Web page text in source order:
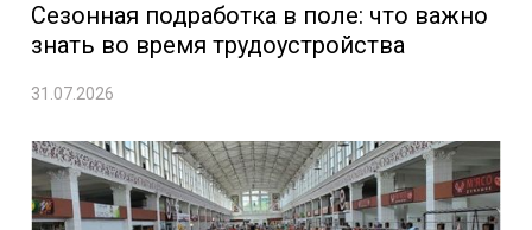
Сезонная подработка в поле: что важно
знать во время трудоустройства
31.07.2026